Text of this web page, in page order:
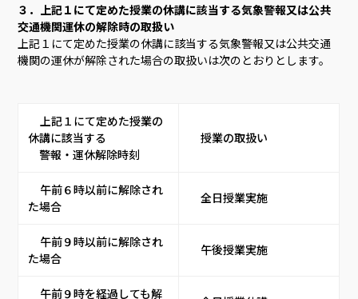
３．上記１にて定めた授業の休講に該当する気象警報又は公共
交通機関運休の解除時の取扱い
上記１にて定めた授業の休講に該当する気象警報又は公共交通
機関の運休が解除された場合の取扱いは次のとおりとします。
     上記１にて定めた授業の
休講に該当する
警報・運休解除時刻
     授業の取扱い
た場合
     全日授業実施
た場合
     午後授業実施